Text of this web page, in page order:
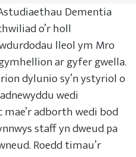
Dementia
o’r holl
lleol ym Mro
ar gyfer gwella.
dylunio sy’n ystyriol o
wedi
adborth wedi bod
staff yn dweud pa
Roedd timau’r